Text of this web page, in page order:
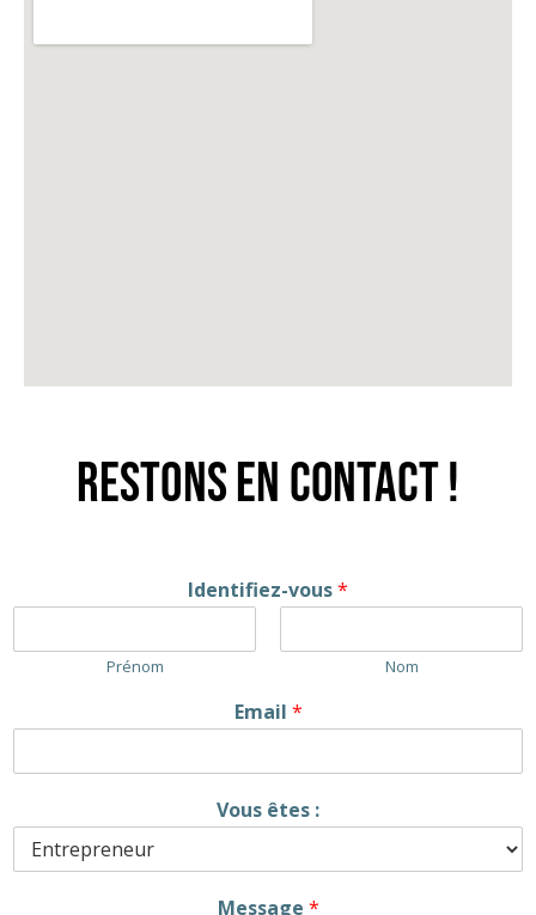
Restons en contact !
Identifiez-vous*
Prénom Nom
Email *
Vous êtes :
Message *